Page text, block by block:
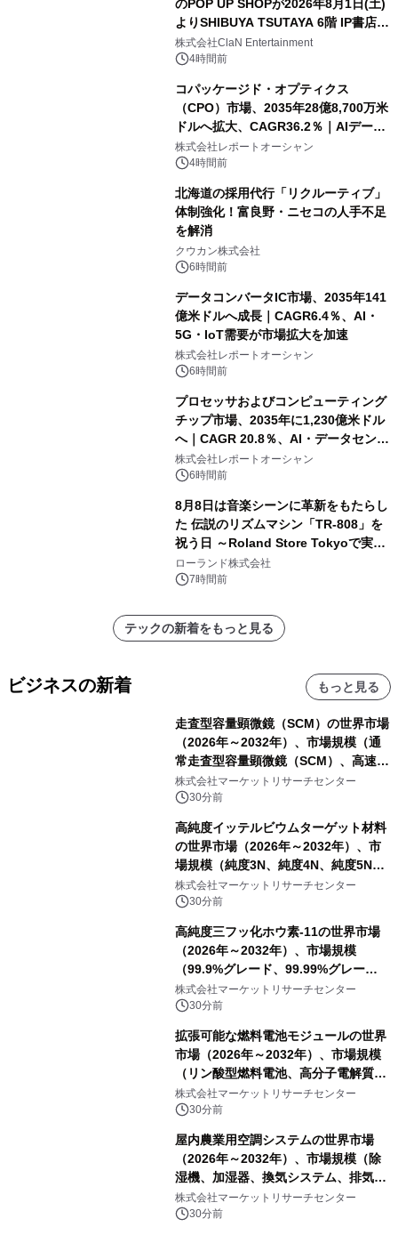
のPOP UP SHOPが2026年8月1日(土)
よりSHIBUYA TSUTAYA 6階 IP書店で
開催決定！！
株式会社ClaN Entertainment
4時間前
コパッケージド・オプティクス
（CPO）市場、2035年28億8,700万米
ドルへ拡大、CAGR36.2％｜AIデータ
センター・高速光通信需要が成長を加
速
株式会社レポートオーシャン
4時間前
北海道の採用代行「リクルーティブ」
体制強化！富良野・ニセコの人手不足
を解消
クウカン株式会社
6時間前
データコンバータIC市場、2035年141
億米ドルへ成長｜CAGR6.4％、AI・
5G・IoT需要が市場拡大を加速
株式会社レポートオーシャン
6時間前
プロセッサおよびコンピューティング
チップ市場、2035年に1,230億米ドル
へ｜CAGR 20.8％、AI・データセンタ
ー需要が成長を牽引
株式会社レポートオーシャン
6時間前
8月8日は音楽シーンに革新をもたらし
た 伝説のリズムマシン「TR-808」を
祝う日 ～Roland Store Tokyoで実機
を展示しての 記念キャンペーンを開
催 英国ラジオ「NTS」の 特別プログ
アーティストを フィーチャーしたアニ
メーションを公開～
ローランド株式会社
7時間前
テックの新着をもっと見る
ビジネスの新着 もっと見る
走査型容量顕微鏡（SCM）の世界市場
（2026年～2032年）、市場規模（通
常走査型容量顕微鏡（SCM）、高速走
査型容量顕微鏡（SCM））・分析レポ
ートを発表
株式会社マーケットリサーチセンター
30分前
高純度イッテルビウムターゲット材料
の世界市場（2026年～2032年）、市
場規模（純度3N、純度4N、純度5N、
その他）・分析レポートを発表
株式会社マーケットリサーチセンター
30分前
高純度三フッ化ホウ素-11の世界市場
（2026年～2032年）、市場規模
（99.9%グレード、99.99%グレー
ド）・分析レポートを発表
株式会社マーケットリサーチセンター
30分前
拡張可能な燃料電池モジュールの世界
市場（2026年～2032年）、市場規模
（リン酸型燃料電池、高分子電解質膜
型燃料電池）・分析レポートを発表
株式会社マーケットリサーチセンター
30分前
屋内農業用空調システムの世界市場
（2026年～2032年）、市場規模（除
湿機、加湿器、換気システム、排気フ
ァン、空気循環システム）・分析レポ
ートを発表
株式会社マーケットリサーチセンター
30分前